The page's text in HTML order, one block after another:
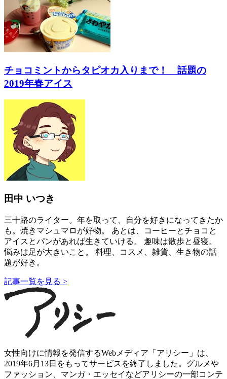
チョコミントからタピオカ入りまで！ 話題の
2019年春アイス
田中 いつき
三十路のライター。年を取って、自分を好きになってきたか
も。焼きマシュマロが好物。 あとは、コーヒーとチョコと
アイスとパンがあれば生きていける。 趣味は散歩と昼寝。
悩みは足が大きいこと。 料理、コスメ、雑貨、生き物の話
題が好き。
記事一覧を見る >
女性向けに情報を発信するWebメディア「アリシー」は、
2019年6月13日をもってサービスを終了しました。グルメや
ファッション、マンガ・エッセイなどアリシーの一部コンテ